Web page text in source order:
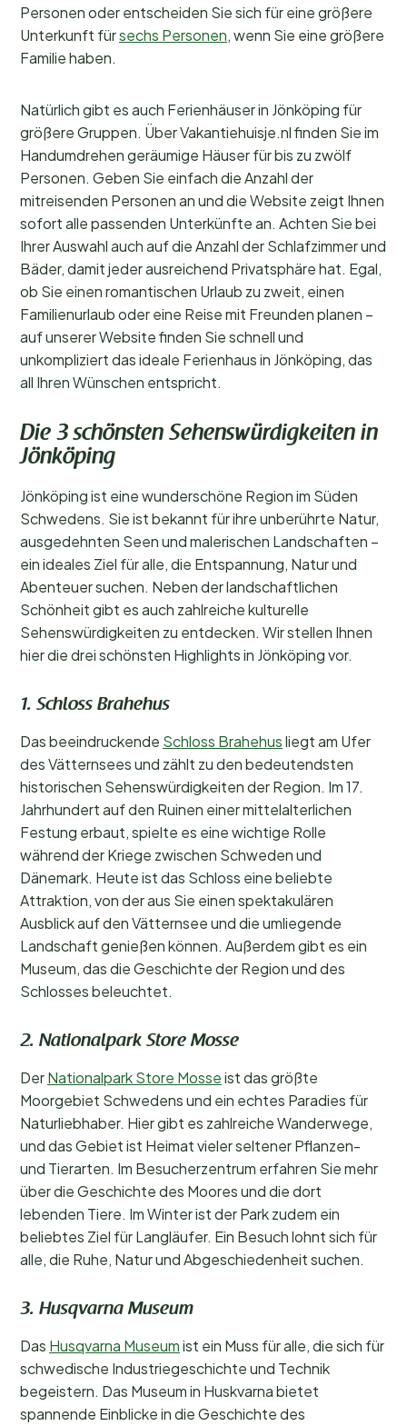
Personen oder entscheiden Sie sich für eine größere
Unterkunft fürsechs Personen, wenn Sie eine größere
Familie haben.
Natürlich gibt es auch Ferienhäuser in Jönköping für
größere Gruppen. Über Vakantiehuisje.nl finden Sie im
Handumdrehen geräumige Häuser für bis zu zwölf
Personen. Geben Sie einfach die Anzahl der
mitreisenden Personen an und die Website zeigt Ihnen
sofort alle passenden Unterkünfte an. Achten Sie bei
Ihrer Auswahl auch auf die Anzahl der Schlafzimmer und
Bäder, damit jeder ausreichend Privatsphäre hat. Egal,
ob Sie einen romantischen Urlaub zu zweit, einen
Familienurlaub oder eine Reise mit Freunden planen –
auf unserer Website finden Sie schnell und
unkompliziert das ideale Ferienhaus in Jönköping, das
all Ihren Wünschen entspricht.
Die 3 schönsten Sehenswürdigkeiten in
Jönköping
Jönköping ist eine wunderschöne Region im Süden
Schwedens. Sie ist bekannt für ihre unberührte Natur,
ausgedehnten Seen und malerischen Landschaften –
ein ideales Ziel für alle, die Entspannung, Natur und
Abenteuer suchen. Neben der landschaftlichen
Schönheit gibt es auch zahlreiche kulturelle
Sehenswürdigkeiten zu entdecken. Wir stellen Ihnen
hier die drei schönsten Highlights in Jönköping vor.
1. Schloss Brahehus
Das beeindruckende Schloss Brahehusliegt am Ufer
des Vätternsees und zählt zu den bedeutendsten
historischen Sehenswürdigkeiten der Region. Im 17.
Jahrhundert auf den Ruinen einer mittelalterlichen
Festung erbaut, spielte es eine wichtige Rolle
während der Kriege zwischen Schweden und
Dänemark. Heute ist das Schloss eine beliebte
Attraktion, von der aus Sie einen spektakulären
Ausblick auf den Vätternsee und die umliegende
Landschaft genießen können. Außerdem gibt es ein
Museum, das die Geschichte der Region und des
Schlosses beleuchtet.
2. Nationalpark Store Mosse
DerNationalpark Store Mosseist das größte
Moorgebiet Schwedens und ein echtes Paradies für
Naturliebhaber. Hier gibt es zahlreiche Wanderwege,
und das Gebiet ist Heimat vieler seltener Pflanzen-
und Tierarten. Im Besucherzentrum erfahren Sie mehr
über die Geschichte des Moores und die dort
lebenden Tiere. Im Winter ist der Park zudem ein
beliebtes Ziel für Langläufer. Ein Besuch lohnt sich für
alle, die Ruhe, Natur und Abgeschiedenheit suchen.
3. Husqvarna Museum
Das Husqvarna Museumist ein Muss für alle, die sich für
schwedische Industriegeschichte und Technik
begeistern. Das Museum in Huskvarna bietet
spannende Einblicke in die Geschichte des